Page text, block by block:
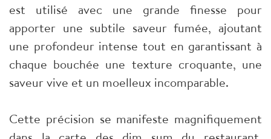
est utilisé avec une grande finesse pour
apporter une subtile saveur fumée, ajoutant
une profondeur intense tout en garantissant à
chaque bouchée une texture croquante, une
saveur vive et un moelleux incomparable.
Cette précision se manifeste magnifiquement